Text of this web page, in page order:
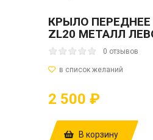
КРЫЛО
ZL20 МЕТАЛЛ
0 отзывов
2 500 ₽
В корзину